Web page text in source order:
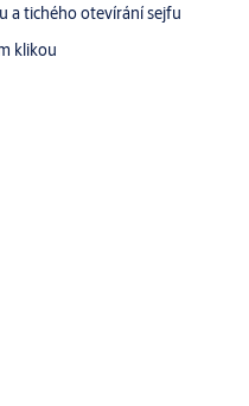
a tichého otevírání sejfu
klikou